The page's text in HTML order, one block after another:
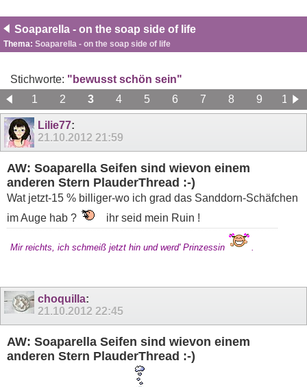
Soaparella - on the soap side of life
Thema: Soaparella - on the soap side of life
Stichworte: "bewusst schön sein"
1
2 3 4 5 6 7 8 9
10
11
12
Lilie77:
21.10.2012 21:59
AW: Soaparella Seifen sind wievon einem
anderen Stern PlauderThread :-)
Wat jetzt-15 % billiger-wo ich grad das Sanddorn-Schäfchen
im Auge hab ?
ihr seid mein Ruin !
Mir reichts, ich schmeiß jetzt hin und werd' Prinzessin .
choquilla:
21.10.2012 22:45
AW: Soaparella Seifen sind wievon einem
anderen Stern PlauderThread :-)